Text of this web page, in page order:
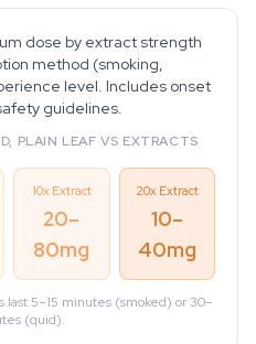
dose by extract strength
method (smoking,
level. Includes onset
guidelines.
PLAIN LEAF VS EXTRACTS
10x Extract
20–
80mg
20x Extract
10–
40mg
5–15 minutes (smoked) or 30–
(quid).